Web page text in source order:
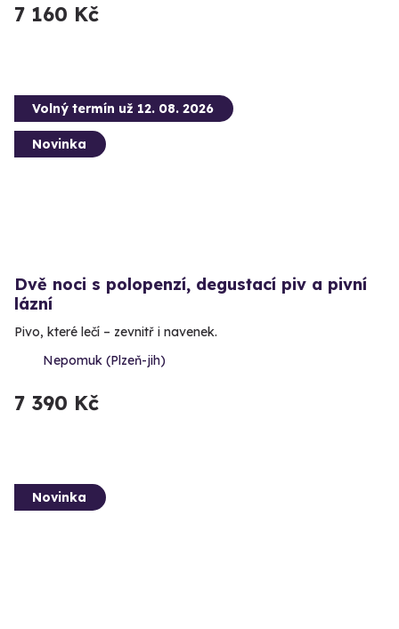
7 160 Kč
Volný termín už 12. 08. 2026
Novinka
Dvě noci s polopenzí, degustací piv a pivní
lázní
Pivo, které lečí – zevnitř i navenek.
Nepomuk (Plzeň-jih)
7 390 Kč
Novinka